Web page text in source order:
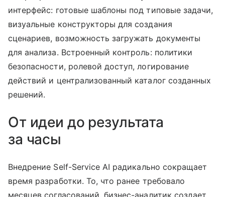
интерфейс: готовые шаблоны под типовые задачи,
визуальные конструкторы для создания
сценариев, возможность загружать документы
для анализа. Встроенный контроль: политики
безопасности, ролевой доступ, логирование
действий и централизованный каталог созданных
решений.
От идеи до результата
за часы
Внедрение Self-Service AI радикально сокращает
время разработки. То, что ранее требовало
месяцев согласований, бизнес-аналитик создает